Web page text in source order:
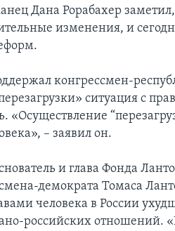
Дана Рорабахер заметил,
изменения, и
конгрессмен-
ситуация с
«Осуществление
– заявил он.
и глава Фонда
демократа Томаса
человека в России
российских отношений.